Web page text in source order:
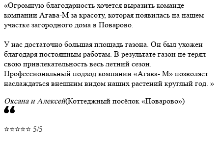
Огромную благодарность хочется выразить команде
компании Агава-М за красоту, которая появилась на нашем
участке загородного дома в Поварово.
У нас достаточно большая площадь газона. Он был ухожен
благодаря постоянным работам. В результате газон не терял
свою привлекательность весь летний сезон.
Профессиональный подход компании «Агава- М» позволяет
наслаждаться внешним видом наших растений круглый год.
Оксана и Алексей(Коттеджный посёлок «Поварово»)
⭐⭐⭐⭐⭐ 5/5